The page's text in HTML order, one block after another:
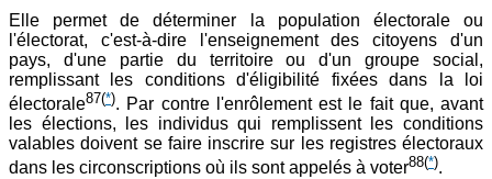
Elle permet de déterminer la population électorale ou
l'électorat, c'est-à-dire l'enseignement des citoyens d'un
pays, d'une partie du territoire ou d'un groupe social,
remplissant les conditions d'éligibilité fixées dans la loi
électorale87(*). Par contre l'enrôlement est le fait que, avant
les élections, les individus qui remplissent les conditions
valables doivent se faire inscrire sur les registres électoraux
dans les circonscriptions où ils sont appelés à voter88(*).